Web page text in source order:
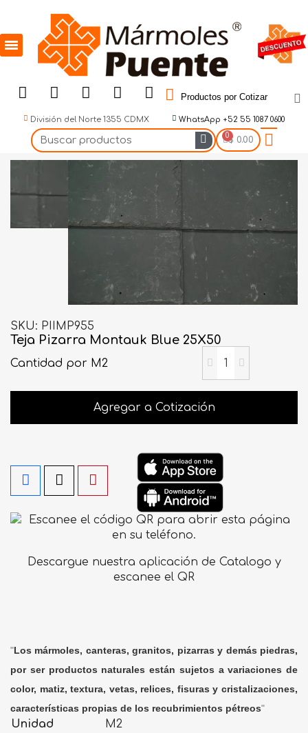
Productos por Cotizar
División del Norte 1355 CDMX WhatsApp +52 55 1087 0600
$ 0.00
SKU PIIMP955
Teja Pizarra Montauk Blue 25X50
Cantidad por M2
Agregar a Cotización
Descargue nuestra aplicación de Catalogo y
escanee el QR
"Los mármoles, canteras, granitos, pizarras y demás piedras,
por ser productos naturales están sujetos a variaciones de
color, matiz, textura, vetas, relices, fisuras y cristalizaciones,
características propias de los recubrimientos pétreos"
Unidad
M2